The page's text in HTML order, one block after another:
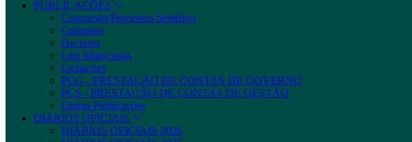
PUBLICAÇÕES
Concursos/Processos Seletivos
Contratos
Decretos
Leis Municipais
Licitações
PCG - PRESTAÇÃO DE CONTAS DE GOVERNO
PCS - PRESTAÇÃO DE CONTAS DE GESTÃO
Outras Publicações
DIÁRIOS OFICIAIS
DIÁRIOS OFICIAIS 2026